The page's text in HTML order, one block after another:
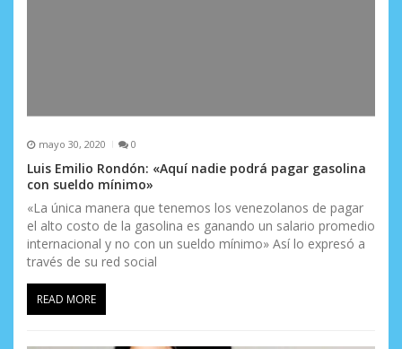
mayo 30, 2020 0
Luis Emilio Rondón: «Aquí nadie podrá pagar gasolina
con sueldo mínimo»
«La única manera que tenemos los venezolanos de pagar
el alto costo de la gasolina es ganando un salario promedio
internacional y no con un sueldo mínimo» Así lo expresó a
través de su red social
READ MORE